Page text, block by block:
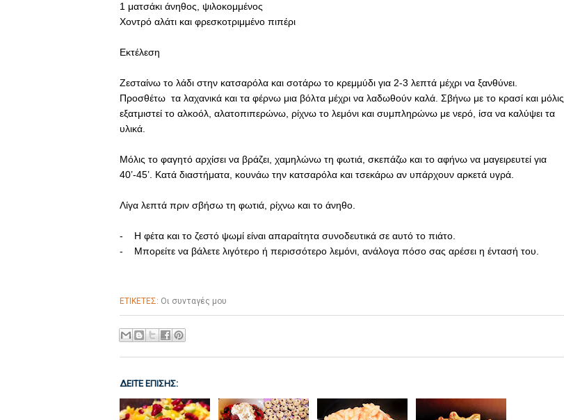
1 ματσάκι άνηθος, ψιλοκομμένος
Χοντρό αλάτι και φρεσκοτριμμένο πιπέρι
Εκτέλεση
Ζεσταίνω το λάδι στην κατσαρόλα και σοτάρω το κρεμμύδι για 2-3 λεπτά μέχρι να ξανθύνει.
Προσθέτω τα λαχανικά και τα φέρνω μια βόλτα μέχρι να λαδωθούν καλά. Σβήνω με το κρασί και μόλις
εξατμιστεί το αλκοόλ, αλατοπιπερώνω, ρίχνω το λεμόνι και συμπληρώνω με νερό, ίσα να καλύψει τα
υλικά.
Μόλις το φαγητό αρχίσει να βράζει, χαμηλώνω τη φωτιά, σκεπάζω και το αφήνω να μαγειρευτεί για
40’-45’. Κατά διαστήματα, κουνάω την κατσαρόλα και τσεκάρω αν υπάρχουν αρκετά υγρά.
Λίγα λεπτά πριν σβήσω τη φωτιά, ρίχνω και το άνηθο.
- Η φέτα και το ζεστό ψωμί είναι απαραίτητα συνοδευτικά σε αυτό το πιάτο.
- Μπορείτε να βάλετε λιγότερο ή περισσότερο λεμόνι, ανάλογα πόσο σας αρέσει η έντασή του.
ΕΤΙΚΕΤΕΣ: Οι συνταγές μου
ΔΕΙΤΕ ΕΠΙΣΗΣ: